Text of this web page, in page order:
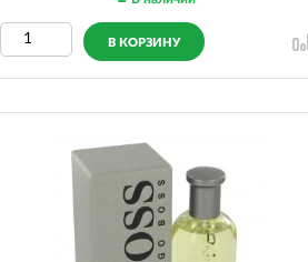
В КОРЗИНУ